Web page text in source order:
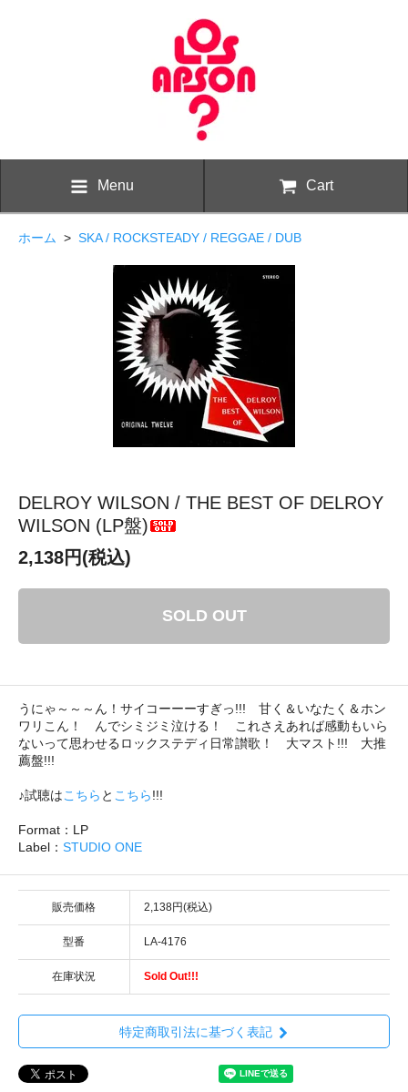
Menu Cart
ホーム > SKA / ROCKSTEADY / REGGAE / DUB
DELROY WILSON / THE BEST OF DELROY
WILSON (LP盤)
2,138円(税込)
SOLD OUT
うにゃ～～～ん！サイコーーーすぎっ!!! 甘く＆いなたく＆ホン
ワリこん！ んでシミジミ泣ける！ これさえあれば感動もいら
ないって思わせるロックステディ日常讃歌！ 大マスト!!! 大推
薦盤!!!
♪試聴はこちら と こちら!!!
Format：LP
Label： STUDIO ONE
販売価格 2,138円(税込)
型番 LA-4176
在庫状況 Sold Out!!!
特定商取引法に基づく表記